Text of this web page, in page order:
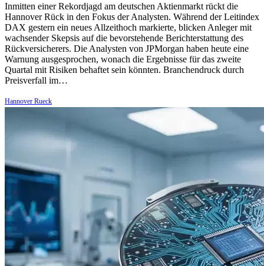
Inmitten einer Rekordjagd am deutschen Aktienmarkt rückt die
Hannover Rück in den Fokus der Analysten. Während der Leitindex
DAX gestern ein neues Allzeithoch markierte, blicken Anleger mit
wachsender Skepsis auf die bevorstehende Berichterstattung des
Rückversicherers. Die Analysten von JPMorgan haben heute eine
Warnung ausgesprochen, wonach die Ergebnisse für das zweite
Quartal mit Risiken behaftet sein könnten. Branchendruck durch
Preisverfall im…
Hannover Rueck